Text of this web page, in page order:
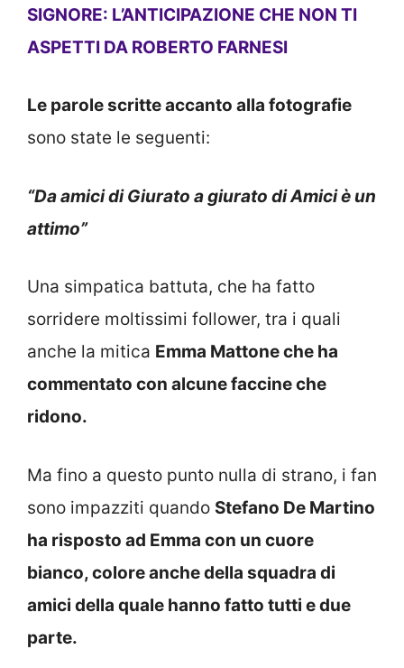
SIGNORE: L’ANTICIPAZIONE CHE NON TI
ASPETTI DA ROBERTO FARNESI
Le parole scritte accanto alla fotografie
sono state le seguenti:
“Da amici di Giurato a giurato di Amici è un
attimo”
Una simpatica battuta, che ha fatto
sorridere moltissimi follower, tra i quali
anche la mitica Emma Mattone che ha
commentato con alcune faccine che
ridono.
Ma fino a questo punto nulla di strano, i fan
sono impazziti quando Stefano De Martino
ha risposto ad Emma con un cuore
bianco, colore anche della squadra di
amici della quale hanno fatto tutti e due
parte.